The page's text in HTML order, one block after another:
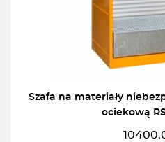
Szafa na materiały
ociekową